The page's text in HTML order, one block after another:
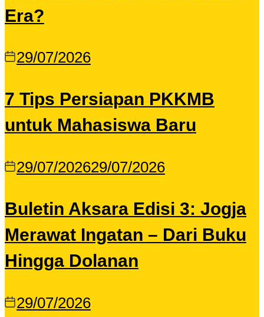
Era?
29/07/2026
7 Tips Persiapan PKKMB
untuk Mahasiswa Baru
29/07/202629/07/2026
Buletin Aksara Edisi 3: Jogja
Merawat Ingatan – Dari Buku
Hingga Dolanan
29/07/2026